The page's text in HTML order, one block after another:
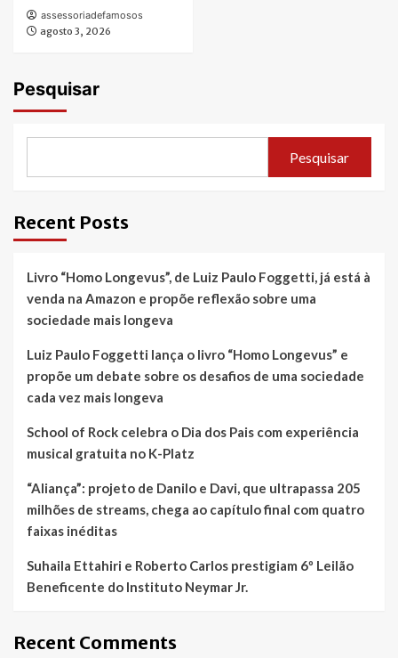
assessoriadefamosos
agosto 3, 2026
Pesquisar
Pesquisar
Recent Posts
Livro “Homo Longevus”, de Luiz Paulo Foggetti, já está à
venda na Amazon e propõe reflexão sobre uma
sociedade mais longeva
Luiz Paulo Foggetti lança o livro “Homo Longevus” e
propõe um debate sobre os desafios de uma sociedade
cada vez mais longeva
School of Rock celebra o Dia dos Pais com experiência
musical gratuita no K-Platz
“Aliança”: projeto de Danilo e Davi, que ultrapassa 205
milhões de streams, chega ao capítulo final com quatro
faixas inéditas
Suhaila Ettahiri e Roberto Carlos prestigiam 6º Leilão
Beneficente do Instituto Neymar Jr.
Recent Comments